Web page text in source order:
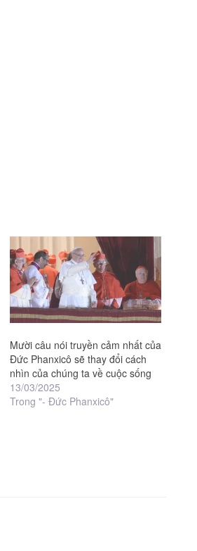
Mười câu nói truyền cảm nhất của
Đức Phanxicô sẽ thay đổi cách
nhìn của chúng ta về cuộc sống
13/03/2025
Trong "- Đức Phanxicô"